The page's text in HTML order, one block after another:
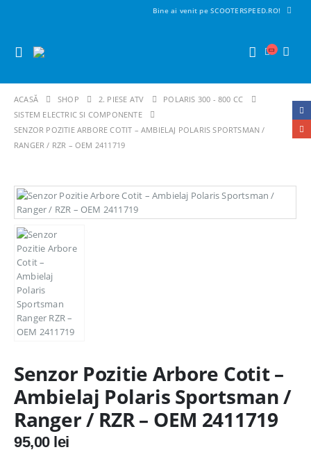
Bine ai venit pe SCOOTERSPEED.RO!
ACASĂ SHOP 2. PIESE ATV
POLARIS 300 - 800 CC
SISTEM ELECTRIC SI COMPONENTE
SENZOR POZITIE ARBORE COTIT – AMBIELAJ POLARIS SPORTSMAN /
RANGER / RZR – OEM 2411719
Senzor Pozitie Arbore Cotit –
Ambielaj Polaris Sportsman /
Ranger / RZR – OEM 2411719
95,00 lei